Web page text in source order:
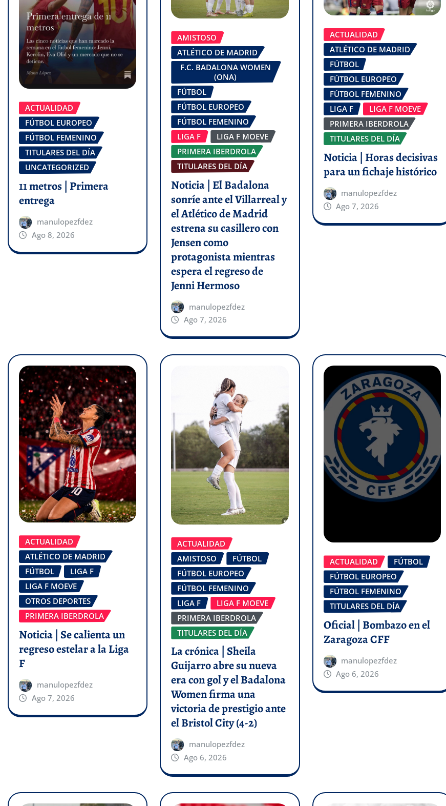
ACTUALIDAD
FÚTBOL EUROPEO
FÚTBOL FEMENINO
TITULARES DEL DÍA
UNCATEGORIZED
11 metros | Primera
entrega
manulopezfdez
Ago 8, 2026
AMISTOSO
ATLÉTICO DE MADRID
F.C. BADALONA WOMEN
(ONA)
FÚTBOL
FÚTBOL EUROPEO
FÚTBOL FEMENINO
LIGA F
LIGA F MOEVE
PRIMERA IBERDROLA
TITULARES DEL DÍA
Noticia | El Badalona
sonríe ante el Villarreal y
el Atlético de Madrid
estrena su casillero con
Jensen como
protagonista mientras
espera el regreso de
Jenni Hermoso
manulopezfdez
Ago 7, 2026
ACTUALIDAD
ATLÉTICO DE MADRID
FÚTBOL
FÚTBOL EUROPEO
FÚTBOL FEMENINO
LIGA F
LIGA F MOEVE
PRIMERA IBERDROLA
TITULARES DEL DÍA
Noticia | Horas decisivas
para un fichaje histórico
manulopezfdez
Ago 7, 2026
ACTUALIDAD
ATLÉTICO DE MADRID
FÚTBOL
LIGA F
LIGA F MOEVE
OTROS DEPORTES
PRIMERA IBERDROLA
Noticia | Se calienta un
regreso estelar a la Liga
F
manulopezfdez
Ago 7, 2026
ACTUALIDAD
AMISTOSO
FÚTBOL
FÚTBOL EUROPEO
FÚTBOL FEMENINO
LIGA F
LIGA F MOEVE
PRIMERA IBERDROLA
TITULARES DEL DÍA
La crónica | Sheila
Guijarro abre su nueva
era con gol y el Badalona
Women firma una
victoria de prestigio ante
el Bristol City (4-2)
manulopezfdez
Ago 6, 2026
ACTUALIDAD
FÚTBOL
FÚTBOL EUROPEO
FÚTBOL FEMENINO
TITULARES DEL DÍA
Oficial | Bombazo en el
Zaragoza CFF
manulopezfdez
Ago 6, 2026